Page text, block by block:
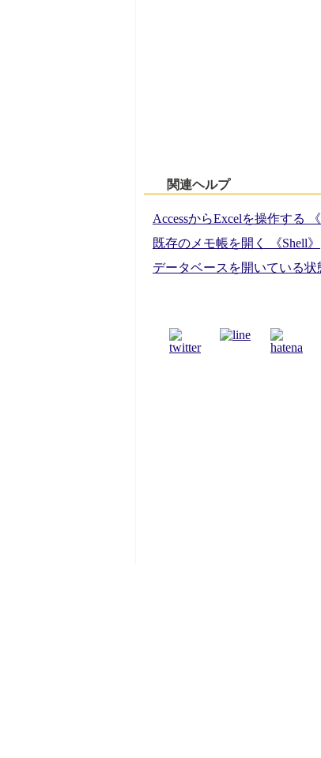
関連ヘルプ
AccessからExcelを操作する 《
既存のメモ帳を開く 《Shell》
データベースを開いている状